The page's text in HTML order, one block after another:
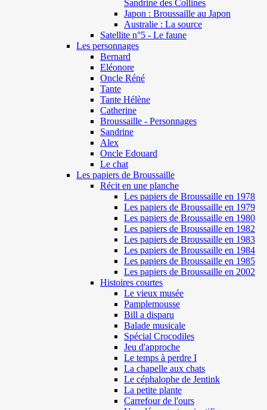
Sandrine des Collines
Japon : Broussaille au Japon
Australie : La source
Satellite n°5 - Le faune
Les personnages
Bernard
Eléonore
Oncle Réné
Tante
Tante Hélène
Catherine
Broussaille - Personnages
Sandrine
Alex
Oncle Edouard
Le chat
Les papiers de Broussaille
Récit en une planche
Les papiers de Broussaille en 1978
Les papiers de Broussaille en 1979
Les papiers de Broussaille en 1980
Les papiers de Broussaille en 1982
Les papiers de Broussaille en 1983
Les papiers de Broussaille en 1984
Les papiers de Broussaille en 1985
Les papiers de Broussaille en 2002
Histoires courtes
Le vieux musée
Pamplemousse
Bill a disparu
Balade musicale
Spécial Crocodiles
Jeu d'approche
Le temps à perdre I
La chapelle aux chats
Le céphalophe de Jentink
La petite plante
Carrefour de l'ours